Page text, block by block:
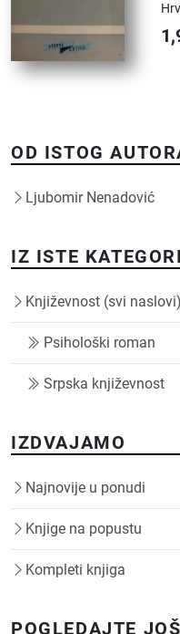
OD ISTOG
Ljubomir Nenadović
IZ ISTE
Književnost (svi naslovi)
Psihološki roman
Srpska književnost
IZDVAJAMO
Najnovije u ponudi
Knjige na popustu
Kompleti knjiga
POGLEDAJTE JOŠ